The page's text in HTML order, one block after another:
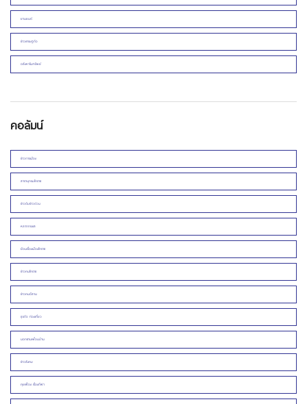
ยานยนต์
ข่าวเศรษฐกิจ
อสังหาริมทรัพย์
คอลัมน์
ข่าวการเมือง
สารานุกรมโคราช
ข่าวดิบข่าวด่วน
หลากกระแส
ย้อนเรื่องเมืองโคราช
ข่าวคนโคราช
ข่าวคนอีสาน
ธุรกิจ ท่องเที่ยว
นอกชานเพื่อนบ้าน
ข่าวสังคม
คุยเฟื่อง เรื่องกีฬา